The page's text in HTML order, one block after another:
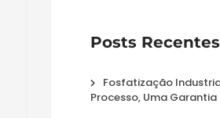
Posts Recentes
Fosfatização
Processo, Uma